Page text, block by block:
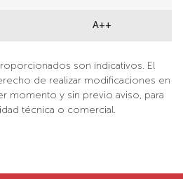
A++
son indicativos. El
de realizar modificaciones en
momento y sin previo aviso, para
técnica o comercial.